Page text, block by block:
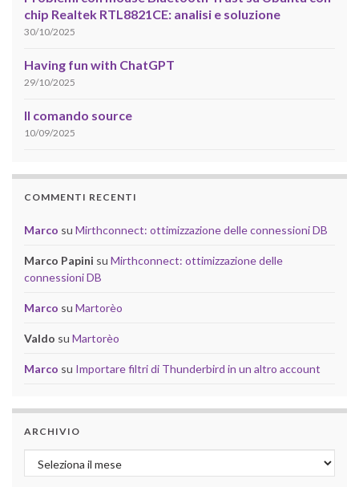
chip Realtek RTL8821CE: analisi e soluzione
30/10/2025
Having fun with ChatGPT
29/10/2025
Il comando source
10/09/2025
COMMENTI RECENTI
Marco su Mirthconnect: ottimizzazione delle connessioni DB
Marco Papini su Mirthconnect: ottimizzazione delle
connessioni DB
Marco su Martorèo
Valdo su Martorèo
Marco su Importare filtri di Thunderbird in un altro account
ARCHIVIO
Archivio